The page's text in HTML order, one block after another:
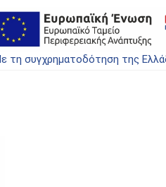
τη συγχρηματοδότηση της